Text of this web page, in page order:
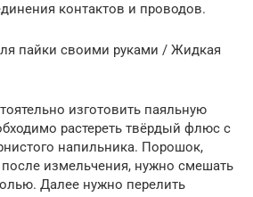
контактов и проводов.
пайки своими руками / Жидкая
изготовить паяльную
растереть твёрдый флюс с
напильника. Порошок,
измельчения, нужно смешать
Далее нужно перелить